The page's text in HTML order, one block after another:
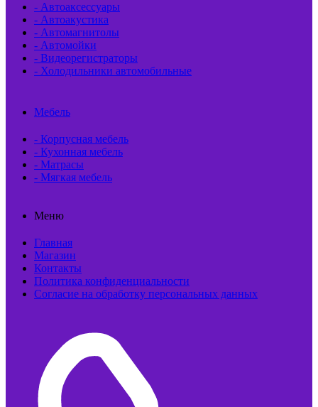
- Автоаксессуары
- Автоакустика
- Автомагнитолы
- Автомойки
- Видеорегистраторы
- Холодильники автомобильные
Мебель
- Корпусная мебель
- Кухонная мебель
- Матрасы
- Мягкая мебель
Меню
Главная
Магазин
Контакты
Политика конфиденциальности
Согласие на обработку персональных данных